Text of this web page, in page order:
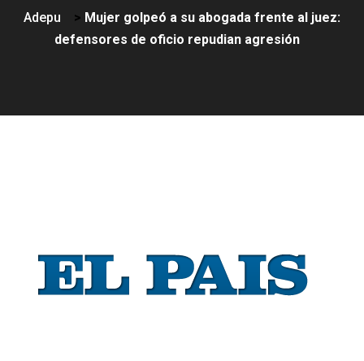
Adepu > Mujer golpeó a su abogada frente al juez:
defensores de oficio repudian agresión